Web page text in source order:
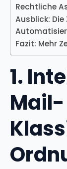
Rechtliche
Ausblick:
Fazit: Mehr
1.
Mail-